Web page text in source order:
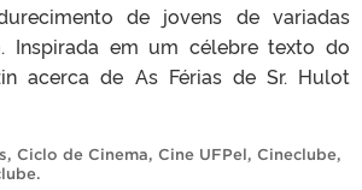
de jovens de variadas
Inspirada em um célebre texto do
acerca de As Férias de Sr. Hulot
, Ciclo de Cinema, Cine UFPel, Cineclube,
.